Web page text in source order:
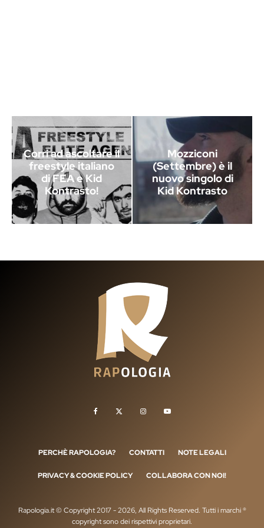
Corri ad ascoltare il
freestyle italiano
di FEA e Kid
Kontrasto!
Mozziconi
(Settembre) è il
nuovo singolo di
Kid Kontrasto
PERCHÈ RAPOLOGIA? CONTATTI NOTE LEGALI
PRIVACY & COOKIE POLICY COLLABORA CON NOI!
Rapologia.it © Copyright 2017 - 2026, All Rights Reserved. Tutti i marchi ®
copyright sono dei rispettivi proprietari.